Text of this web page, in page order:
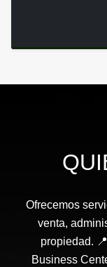
Ofrecemos
venta,
propiedad.
Business